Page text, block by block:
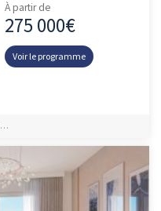
À partir de
275 000€
Voir le programme